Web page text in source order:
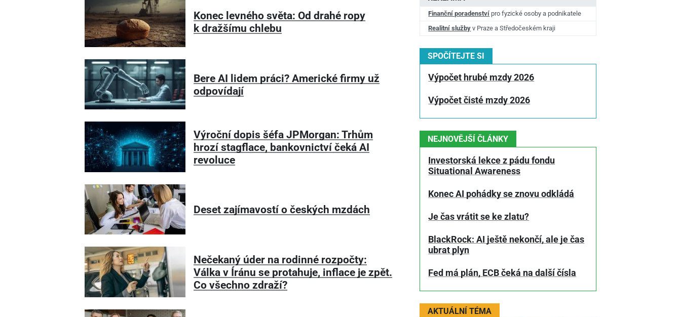
Konec levného světa: Od drahé ropy
k dražšímu chlebu
Bere AI lidem práci? Americké firmy už
odpovídají
Výroční dopis šéfa JPMorgan: Trhům
hrozí stagflace, bankovnictví čeká AI
revoluce
Deset zajímavostí o českých mzdách
Nečekaný úder na rodinné rozpočty:
Válka v Íránu se protahuje, inflace je zpět.
Co všechno zdraží?
Finanční poradenství pro fyzické osoby a podnikatele
Realitní služby v Praze a Středočeském kraji
SPOČÍTEJTE SI
Výpočet hrubé mzdy 2026
Výpočet čisté mzdy 2026
NEJNOVĚJŠÍ ČLÁNKY
Investorská lekce z pádu fondu
Situational Awareness
Konec AI pohádky se znovu odkládá
Je čas vrátit se ke zlatu?
BlackRock: AI ještě nekončí, ale je čas
ubrat plyn
Fed má plán, ECB čeká na další čísla
AKTUÁLNÍ TÉMA